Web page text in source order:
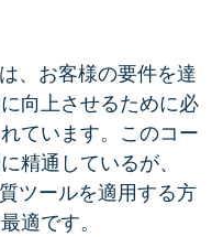
、お客様の要件を達
向上させるために必
ています。このコー
精通しているが、
ツールを適用する方
適です。